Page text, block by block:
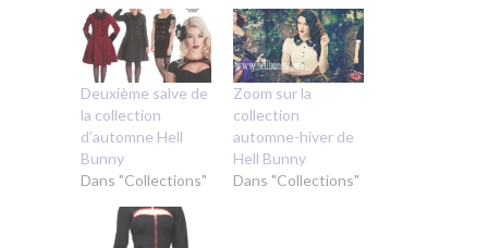
Deuxième salve de
la collection
d’automne Hell
Bunny
Dans "Collections"
Zoom sur la
collection
automne-hiver de
Hell Bunny
Dans "Collections"